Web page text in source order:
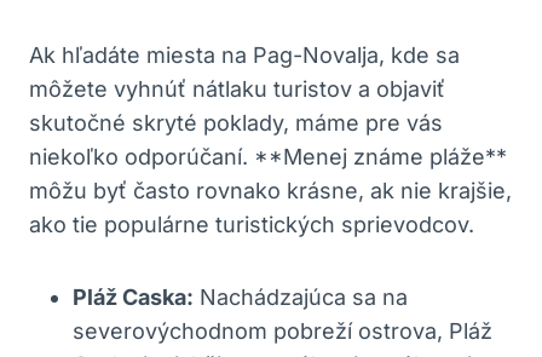
Ak hľadáte miesta na Pag-Novalja, kde sa
môžete vyhnúť nátlaku turistov a objaviť
skutočné skryté poklady, máme pre vás
niekoľko odporúčaní. **Menej známe pláže**
môžu byť často rovnako krásne, ak nie krajšie,
ako tie populárne turistických sprievodcov.
Pláž Caska: Nachádzajúca sa na
severovýchodnom pobreží ostrova, Pláž